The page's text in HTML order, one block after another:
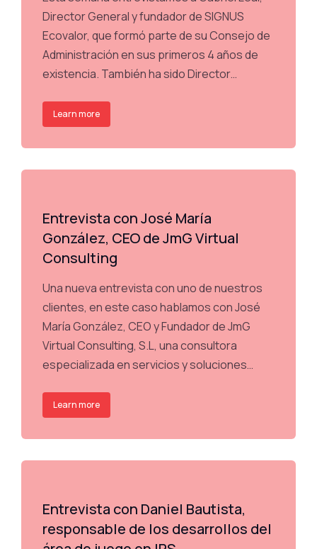
Director General y fundador de SIGNUS
Ecovalor, que formó parte de su Consejo de
Administración en sus primeros 4 años de
existencia. También ha sido Director…
Learn more
Entrevista con José María
González, CEO de JmG Virtual
Consulting
Una nueva entrevista con uno de nuestros
clientes, en este caso hablamos con José
María González, CEO y Fundador de JmG
Virtual Consulting, S.L, una consultora
especializada en servicios y soluciones…
Learn more
Entrevista con Daniel Bautista,
responsable de los desarrollos del